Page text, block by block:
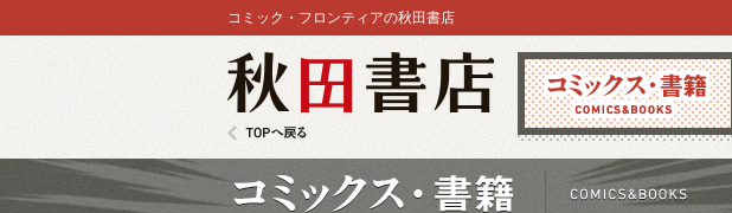
コミックス
コミック・フロンティアの秋田書店